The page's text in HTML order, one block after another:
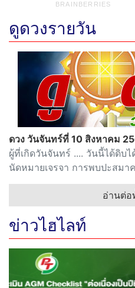
ดูดวงรายวัน
ดวง วันจันทร์ที่ 10 สิงหาคม
ผู้ที่เกิดวันจันทร์ .... วันนี้ได้ดิบ
นัดหมายเจรจา การพบปะสม
อ่านต่อ
ข่าวไฮไลท์